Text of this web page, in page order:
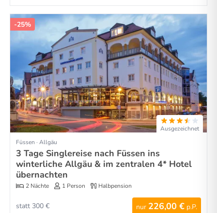
-25%
Ausgezeichnet
Füssen · Allgäu
3 Tage Singlereise nach Füssen ins
winterliche Allgäu & im zentralen 4* Hotel
übernachten
2 Nächte 1 Person Halbpension
nur 226,00 € p.P.
statt 300 €